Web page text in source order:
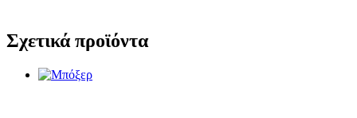
Σχετικά προϊόντα